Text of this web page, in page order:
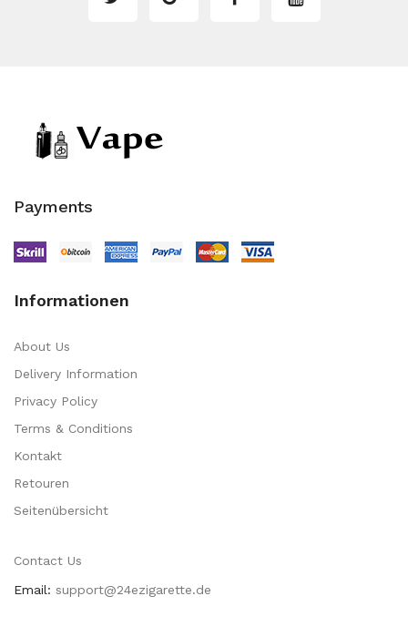
Payments
Informationen
About Us
Delivery Information
Privacy Policy
Terms & Conditions
Kontakt
Retouren
Seitenübersicht
Contact Us
Email: support@24ezigarette.de